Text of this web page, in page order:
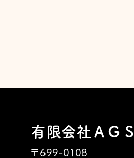
有限会社ＡＧＳ
〒699-0108